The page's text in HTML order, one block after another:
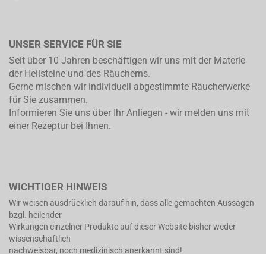
UNSER SERVICE FÜR SIE
Seit über 10 Jahren beschäftigen wir uns mit der Materie
der Heilsteine und des Räucherns.
Gerne mischen wir individuell abgestimmte Räucherwerke
für Sie zusammen.
Informieren Sie uns über Ihr Anliegen - wir melden uns mit
einer Rezeptur bei Ihnen.
WICHTIGER HINWEIS
Wir weisen ausdrücklich darauf hin, dass alle gemachten Aussagen
bzgl. heilender
Wirkungen einzelner Produkte auf dieser Website bisher weder
wissenschaftlich
nachweisbar, noch medizinisch anerkannt sind!